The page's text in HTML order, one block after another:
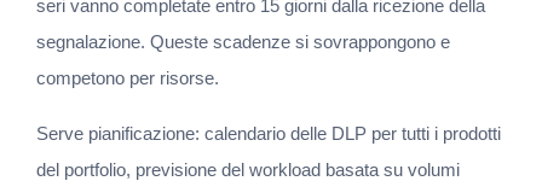
seri vanno completate entro 15 giorni dalla ricezione della
segnalazione. Queste scadenze si sovrappongono e
competono per risorse.
Serve pianificazione: calendario delle DLP per tutti i prodotti
del portfolio, previsione del workload basata su volumi